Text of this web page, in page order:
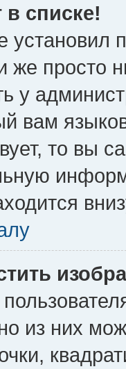
в списке!
установил
же просто
у
вам
то вы
из них